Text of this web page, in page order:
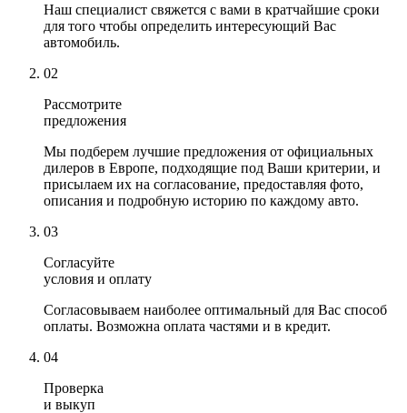
Наш специалист свяжется с вами в кратчайшие сроки
для того чтобы определить интересующий Вас
автомобиль.
02
Рассмотрите
предложения
Мы подберем лучшие предложения от официальных
дилеров в Европе, подходящие под Ваши критерии, и
присылаем их на согласование, предоставляя фото,
описания и подробную историю по каждому авто.
03
Согласуйте
условия и оплату
Согласовываем наиболее оптимальный для Вас способ
оплаты. Возможна оплата частями и в кредит.
04
Проверка
и выкуп